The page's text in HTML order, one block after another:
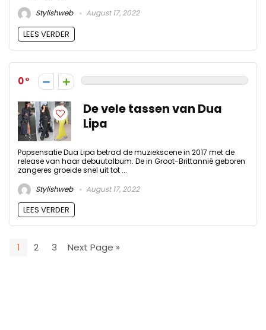
Stylishweb
August 17, 2022
LEES VERDER
0
De vele tassen van Dua
Lipa
Popsensatie Dua Lipa betrad de muziekscene in 2017 met de
release van haar debuutalbum. De in Groot-Brittannië geboren
zangeres groeide snel uit tot ...
Stylishweb
August 17, 2022
LEES VERDER
1 2 3 Next Page »